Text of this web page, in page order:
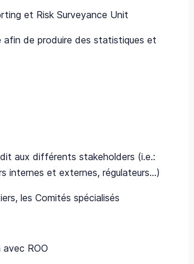
et Risk Surveyance Unit
de produire des statistiques et
aux différents stakeholders (i.e.:
internes et externes, régulateurs…)
les Comités spécialisés
ROO